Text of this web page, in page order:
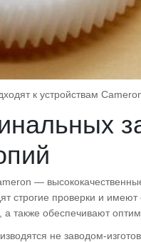
к устройствам
—
строгие проверки и
также обеспечивают
не заводом-